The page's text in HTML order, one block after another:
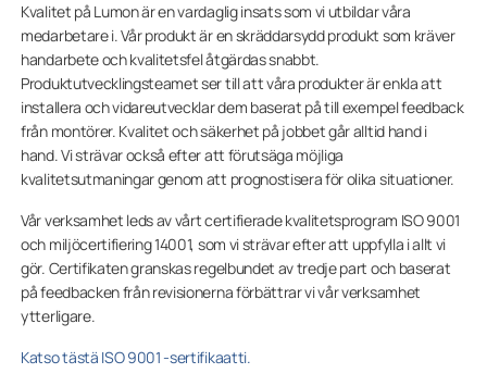
Kvalitet på Lumon är en vardaglig insats som vi utbildar våra
medarbetare i. Vår produkt är en skräddarsydd produkt som kräver
handarbete och kvalitetsfel åtgärdas snabbt.
Produktutvecklingsteamet ser till att våra produkter är enkla att
installera och vidareutvecklar dem baserat på till exempel feedback
från montörer. Kvalitet och säkerhet på jobbet går alltid hand i
hand. Vi strävar också efter att förutsäga möjliga
kvalitetsutmaningar genom att prognostisera för olika situationer.
Vår verksamhet leds av vårt certifierade kvalitetsprogram ISO 9001
och miljöcertifiering 14001, som vi strävar efter att uppfylla i allt vi
gör. Certifikaten granskas regelbundet av tredje part och baserat
på feedbacken från revisionerna förbättrar vi vår verksamhet
ytterligare.
Katso tästä ISO 9001 -sertifikaatti.